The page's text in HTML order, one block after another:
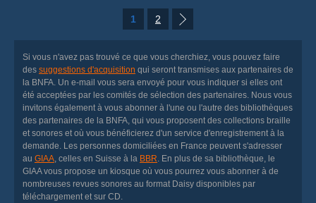
1 2
Si vous n'avez pas trouvé ce que vous cherchiez, vous pouvez faire
des suggestions d'acquisition qui seront transmises aux partenaires de
la BNFA. Un e-mail vous sera envoyé pour vous indiquer si elles ont
été acceptées par les comités de sélection des partenaires. Nous vous
invitons également à vous abonner à l'une ou l'autre des bibliothèques
des partenaires de la BNFA, qui vous proposent des collections braille
et sonores et où vous bénéficierez d'un service d'enregistrement à la
demande. Les personnes domiciliées en France peuvent s'adresser
au GIAA, celles en Suisse à la BBR. En plus de sa bibliothèque, le
GIAA vous propose un kiosque où vous pourrez vous abonner à de
nombreuses revues sonores au format Daisy disponibles par
téléchargement et sur CD.